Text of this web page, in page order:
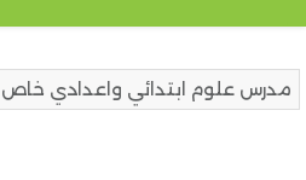
مدرس علوم ابتدائي واعدادي خاص